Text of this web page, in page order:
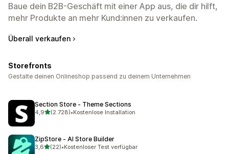
Baue dein B2B-Geschäft mit einer App aus, die dir hilft,
mehr Produkte an mehr Kund:innen zu verkaufen.
Überall verkaufen
Storefronts
Gestalte deinen Onlineshop passend zu deinem Unternehmen
Section Store ‑ Theme Sections
4,9von 5 Sternen
(2.728)
2728 Rezensionen insgesamt
•Kostenlose Installation
ZipStore ‑ AI Store Builder
3,6von 5 Sternen
(22)
22 Rezensionen insgesamt
•Kostenloser Test verfügbar